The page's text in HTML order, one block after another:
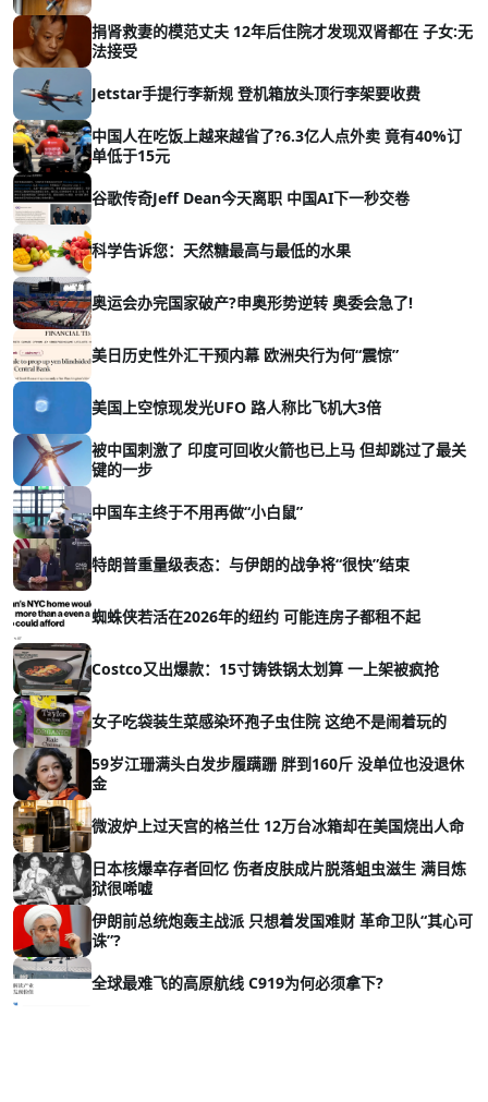
捐肾救妻的模范丈夫 12年后住院才发现双肾都在 子女:无
法接受
Jetstar手提行李新规 登机箱放头顶行李架要收费
中国人在吃饭上越来越省了?6.3亿人点外卖 竟有40%订
单低于15元
谷歌传奇Jeff Dean今天离职 中国AI下一秒交卷
科学告诉您：天然糖最高与最低的水果
奥运会办完国家破产?申奥形势逆转 奥委会急了!
美日历史性外汇干预内幕 欧洲央行为何“震惊”
美国上空惊现发光UFO 路人称比飞机大3倍
被中国刺激了 印度可回收火箭也已上马 但却跳过了最关
键的一步
中国车主终于不用再做“小白鼠”
特朗普重量级表态：与伊朗的战争将“很快”结束
蜘蛛侠若活在2026年的纽约 可能连房子都租不起
Costco又出爆款：15寸铸铁锅太划算 一上架被疯抢
女子吃袋装生菜感染环孢子虫住院 这绝不是闹着玩的
59岁江珊满头白发步履蹒跚 胖到160斤 没单位也没退休
金
微波炉上过天宫的格兰仕 12万台冰箱却在美国烧出人命
日本核爆幸存者回忆 伤者皮肤成片脱落蛆虫滋生 满目炼
狱很唏嘘
伊朗前总统炮轰主战派 只想着发国难财 革命卫队“其心可
诛”?
全球最难飞的高原航线 C919为何必须拿下?